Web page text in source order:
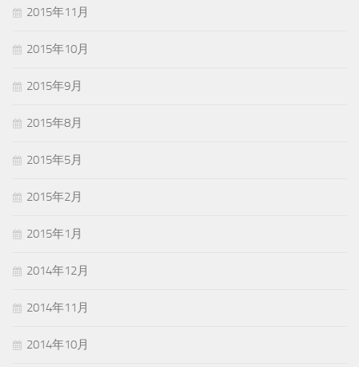
2015年11月
2015年10月
2015年9月
2015年8月
2015年5月
2015年2月
2015年1月
2014年12月
2014年11月
2014年10月